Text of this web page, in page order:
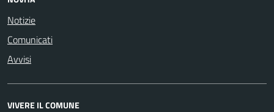
Notizie
Comunicati
Avvisi
VIVERE IL COMUNE